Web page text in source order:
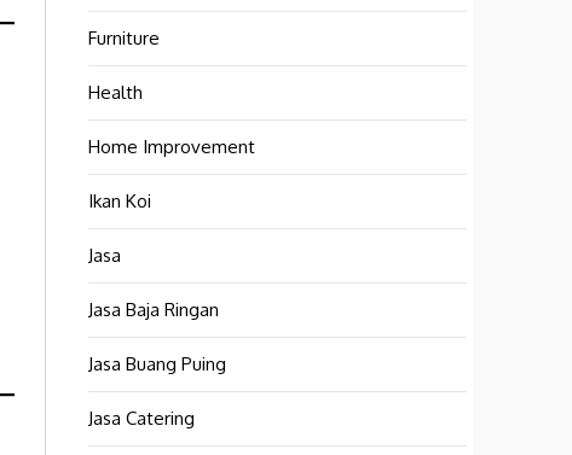
Furniture
Health
Home Improvement
Ikan Koi
Jasa
Jasa Baja Ringan
Jasa Buang Puing
Jasa Catering